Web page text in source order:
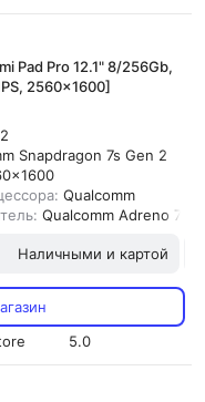
Pad Pro 12.1" 8/256Gb,
2560x1600]
Snapdragon 7s Gen 2
Qualcomm
Qualcomm Adreno 710
Наличными и картой
5.0